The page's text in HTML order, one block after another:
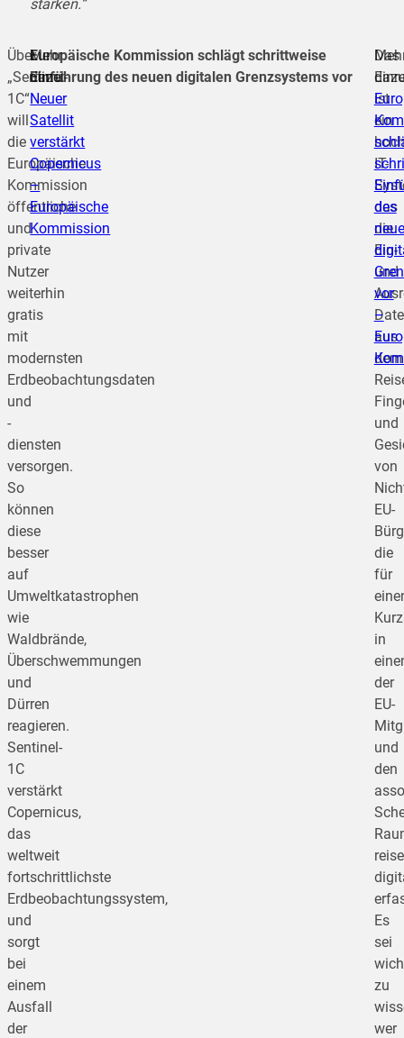
stärken.“
Über
„Sentinel-
1C“
will
die
Europäische
Kommission
öffentliche
und
private
Nutzer
weiterhin
gratis
mit
modernsten
Erdbeobachtungsdaten
und
-
diensten
versorgen.
So
können
diese
besser
auf
Umweltkatastrophen
wie
Waldbrände,
Überschwemmungen
und
Dürren
reagieren.
Sentinel-
1C
verstärkt
Copernicus,
das
weltweit
fortschrittlichste
Erdbeobachtungssystem,
und
sorgt
bei
einem
Ausfall
der
Mehr
dazu:
Neuer
Satellit
verstärkt
Copernicus
–
Europäische
Kommission
Europäische Kommission schlägt schrittweise
Einführung des neuen digitalen Grenzsystems vor
Das
ist
ein
IT-
das
die
Ein-
und
aus
dem
und
von
EU-
die
für
in
der
EU-
und
den
Es
sei
zu
wer
des
vor
–